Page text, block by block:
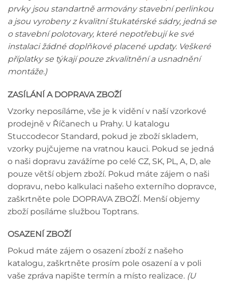
prvky jsou standartně armovány stavební perlinkou
a jsou vyrobeny z kvalitní štukatérské sádry, jedná se
o stavební polotovary, které nepotřebují ke své
instalaci žádné doplňkové placené updaty. Veškeré
příplatky se týkají pouze zkvalitnění a usnadnění
montáže.)
ZASÍLÁNÍ A DOPRAVA ZBOŽÍ
Vzorky neposíláme, vše je k vidění v naší vzorkové
prodejně v Říčanech u Prahy. U katalogu
Stuccodecor Standard, pokud je zboží skladem,
vzorky pujčujeme na vratnou kauci. Pokud se jedná
o naši dopravu zavážíme po celé CZ, SK, PL, A, D, ale
pouze větší objem zboží. Pokud máte zájem o naši
dopravu, nebo kalkulaci našeho externího dopravce,
zaškrtněte pole DOPRAVA ZBOŽÍ. Menší objemy
zboží posíláme službou Toptrans.
OSAZENÍ ZBOŽÍ
Pokud máte zájem o osazení zboží z našeho
katalogu, zaškrtněte prosím pole osazení a v poli
vaše zpráva napište termín a místo realizace. (U